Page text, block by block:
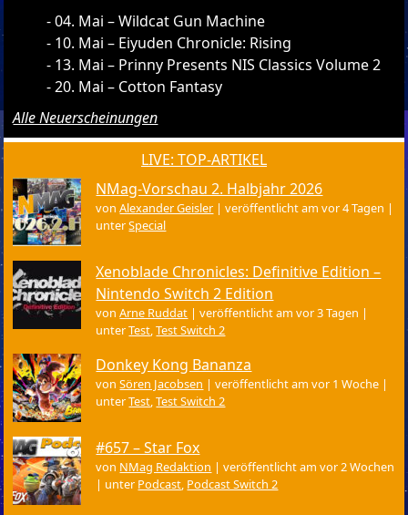
04. Mai – Wildcat Gun Machine
10. Mai – Eiyuden Chronicle: Rising
13. Mai – Prinny Presents NIS Classics Volume 2
20. Mai – Cotton Fantasy
Alle Neuerscheinungen
LIVE: TOP-ARTIKEL
NMag-Vorschau 2. Halbjahr 2026
vonAlexander Geisler |veröffentlicht am vor 4 Tagen |
unterSpecial
Xenoblade Chronicles: Definitive Edition –
Nintendo Switch 2 Edition
vonArne Ruddat |veröffentlicht am vor 3 Tagen |
unterTest,Test Switch 2
Donkey Kong Bananza
vonSören Jacobsen |veröffentlicht am vor 1 Woche |
unterTest,Test Switch 2
#657 – Star Fox
von NMag Redaktion |veröffentlicht am vor 2 Wochen
| unter Podcast, Podcast Switch 2